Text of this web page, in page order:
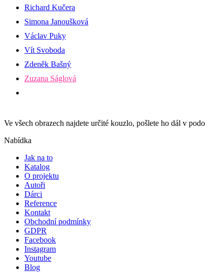
Richard Kučera
Simona Janoušková
Václav Puky
Vít Svoboda
Zdeněk Bašný
Zuzana Ságlová
Ve všech obrazech najdete určité kouzlo, pošlete ho dál v
Nabídka
Jak na to
Katalog
O projektu
Autoři
Dárci
Reference
Kontakt
Obchodní podmínky
GDPR
Facebook
Instagram
Youtube
Blog